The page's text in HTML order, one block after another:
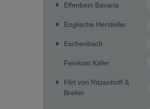
Elfenbein Bavaria
Englische Hersteller
Eschenbach
Feinkost Käfer
Flirt von Ritzenhoff &
Breker